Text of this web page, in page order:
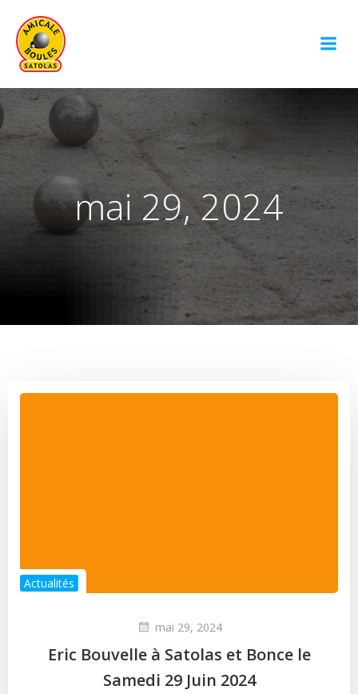
mai 29, 2024
Actualités
mai 29, 2024
Eric Bouvelle à Satolas et Bonce le
Samedi 29 Juin 2024